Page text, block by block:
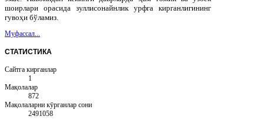
шоирлари орасида зуллисонайнлик урфга кирганлигининг
гувоҳи бўламиз.
Муфассал...
СТАТИСТИКА
Сайтга кирганлар
1
Мақолалар
872
Мақолаларни кӯрганлар сони
2491058